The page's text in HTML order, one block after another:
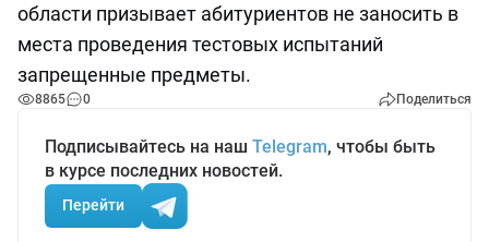
области призывает абитуриентов не заносить в
места проведения тестовых испытаний
запрещенные предметы.
8865 0 Поделиться
Подписывайтесь на наш Telegram, чтобы быть
в курсе последних новостей.
Перейти